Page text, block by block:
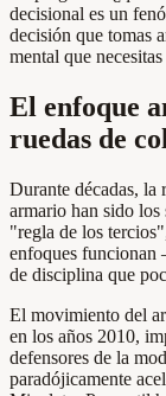
decisional es un
decisión que tomas
mental que
El enfoque
ruedas de
Durante décadas, la
armario han sido los
"regla de los
enfoques funcionan
de disciplina que
El movimiento del
en los años 2010,
defensores de la
paradójicamente